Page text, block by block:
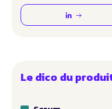
Le dico du